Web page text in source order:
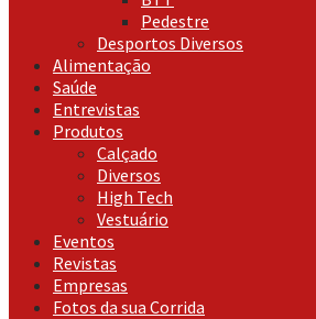
Pedestre
Desportos Diversos
Alimentação
Saúde
Entrevistas
Produtos
Calçado
Diversos
High Tech
Vestuário
Eventos
Revistas
Empresas
Fotos da sua Corrida